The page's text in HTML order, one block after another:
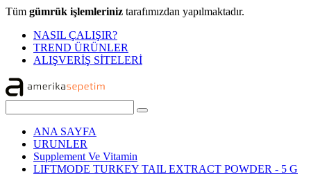
Tüm gümrük işlemleriniz tarafımızdan yapılmaktadır.
NASIL ÇALIŞIR?
TREND ÜRÜNLER
ALIŞVERİŞ SİTELERİ
ANA SAYFA
URUNLER
Supplement Ve Vitamin
LIFTMODE TURKEY TAIL EXTRACT POWDER - 5 G